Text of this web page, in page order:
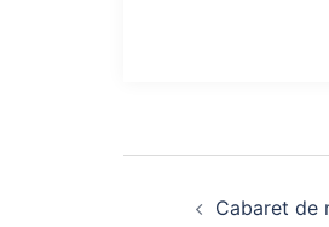
Cabaret de